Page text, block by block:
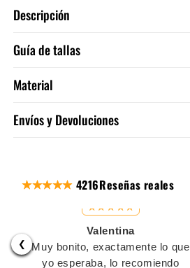
Descripción
Guía de tallas
Material
Envíos y Devoluciones
4216Reseñas reales
❮
Valentina
Muy bonito, exactamente lo que
yo esperaba, lo recomiendo